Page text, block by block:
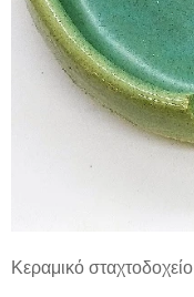
Κεραμικό σταχτοδοχείο